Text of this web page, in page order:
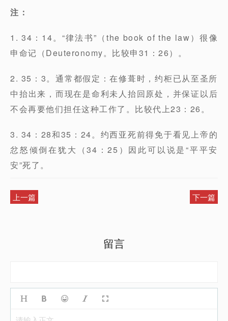
注：
1. 34：14。“律法书”（the book of the law）很像
申命记（Deuteronomy。比较申31：26）。
2. 35：3。通常都假定：在修葺时，约柜已从至圣所
中抬出来，而现在是命利未人抬回原处，并保证以后
不会再要他们担任这种工作了。比较代上23：26。
3. 34：28和35：24。约西亚死前得免于看见上帝的
忿怒倾倒在犹大（34：25）因此可以说是“平平安
安”死了。
上一篇 下一篇
留言